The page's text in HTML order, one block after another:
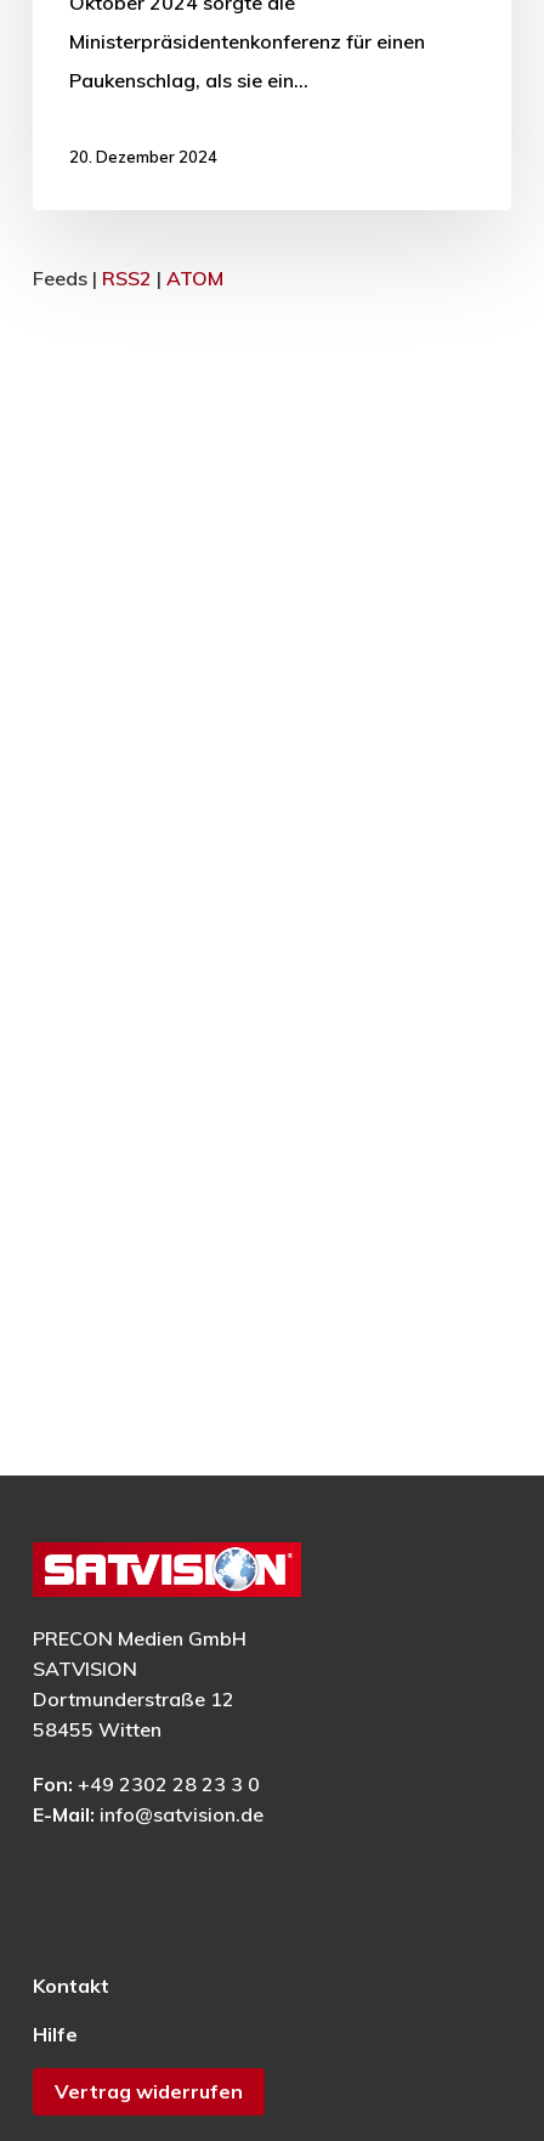
Ministerpräsidentenkonferenz für einen
Paukenschlag, als sie ein…
20. Dezember 2024
Feeds | RSS2 | ATOM
PRECON Medien GmbH
SATVISION
Dortmunderstraße 12
58455 Witten
Fon: +49 2302 28 23 3 0
E-Mail: info@satvision.de
Kontakt
Hilfe
Vertrag widerrufen